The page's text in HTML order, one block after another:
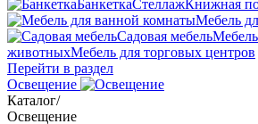
БанкеткаСтеллажКнижная
Мебель
Садовая мебель
животныхМебель для торговых центров
Перейти в раздел
Освещение
Каталог/
Освещение